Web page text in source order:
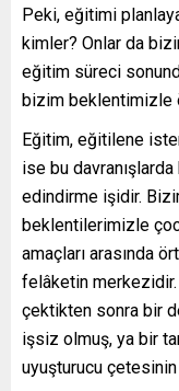
Peki, eğitimi
kimler? Onlar da
eğitim süreci
bizim beklentimizle
Eğitim, eğitilene
ise bu
edindirme işidir.
beklentilerimizle
amaçları arasında
felâketin merkezidir.
çektikten sonra bir
işsiz olmuş, ya bir
uyuşturucu